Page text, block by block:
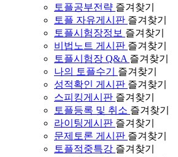
토플공부전략 즐겨찾기
토플 자유게시판 즐겨찾기
토플시험장정보 즐겨찾기
비법노트 게시판 즐겨찾기
토플시험장 Q&A 즐겨찾기
나의 토플수기
즐겨찾기
성적확인 게시판 즐겨찾기
스피킹게시판 즐겨찾기
토플등록 및 취소 즐겨찾기
라이팅게시판 즐겨찾기
문제토론 게시판 즐겨찾기
토플적중특강 즐겨찾기